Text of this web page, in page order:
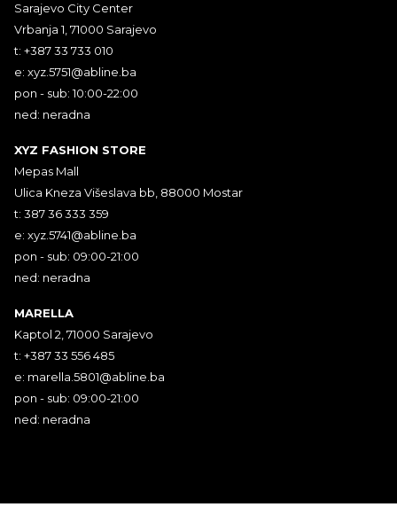
Sarajevo City Center
Vrbanja 1, 71000 Sarajevo
t: +387 33 733 010
e: xyz.5751@abline.ba
pon - sub: 10:00-22:00
ned: neradna
XYZ FASHION STORE
Mepas Mall
Ulica Kneza Višeslava bb, 88000 Mostar
t: 387 36 333 359
e: xyz.5741@abline.ba
pon - sub: 09:00-21:00
ned: neradna
MARELLA
Kaptol 2, 71000 Sarajevo
t: +387 33 556 485
e: marella.5801@abline.ba
pon - sub: 09:00-21:00
ned: neradna